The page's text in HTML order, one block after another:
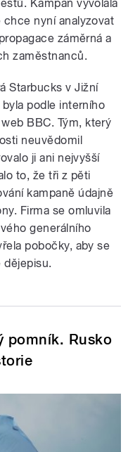
Kampaň vyvolala
nyní analyzovat
záměrná a
zaměstnanců.
Starbucks v Jižní
podle interního
BBC. Tým, který
neuvědomil
ji ani nejvyšší
to, že tři z pěti
kampaně údajně
Firma se omluvila
generálního
pobočky, aby se
pomník. Rusko